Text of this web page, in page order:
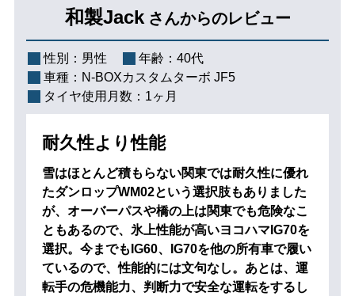
和製Jack さんからのレビュー
性別： 男性 年齢： 40代
車種： N-BOXカスタムターボ JF5
タイヤ使用月数： 1ヶ月
耐久性より性能
雪はほとんど積もらない関東では耐久性に優れ
たダンロップWM02という選択肢もありました
が、オーバーパスや橋の上は関東でも危険なこ
ともあるので、氷上性能が高いヨコハマIG70を
選択。今までもIG60、IG70を他の所有車で履い
ているので、性能的には文句なし。あとは、運
転手の危機能力、判断力で安全な運転をするし